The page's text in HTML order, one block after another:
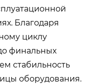
Благодаря
циклу
финальных
стабильность
оборудования.